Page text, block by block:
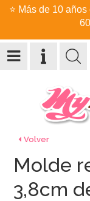
⭐ Más de 10 años
Volver
Molde
3,8cm